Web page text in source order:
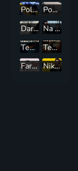
Police Story: V pasti
Pokrevní pouto
Darkland
Na špatné straně
Temný rytíř
Temný rytíř povstal
Fargo
Nikdo